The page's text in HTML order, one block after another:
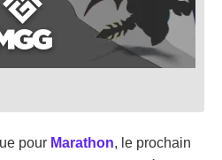
pour Marathon, le prochain